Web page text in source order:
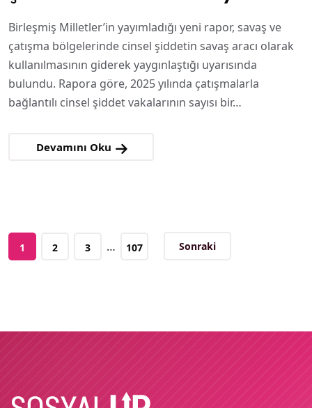
ikiye katlandı
Birleşmiş Milletler’in yayımladığı yeni rapor, savaş ve
çatışma bölgelerinde cinsel şiddetin savaş aracı olarak
kullanılmasının giderek yaygınlaştığı uyarısında
bulundu. Rapora göre, 2025 yılında çatışmalarla
bağlantılı cinsel şiddet vakalarının sayısı bir…
Devamını Oku
1 2 3 … 107 Sonraki